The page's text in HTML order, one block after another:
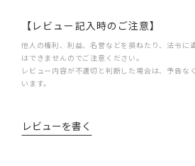
【レビュー記入時のご注意】
他人の権利、利益、名誉などを損ねたり、法令に
はできませんのでご注意ください。
レビュー内容が不適切と判断した場合は、予告な
います。
レビューを書く